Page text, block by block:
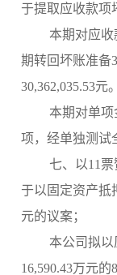
于提取应收款项
本期对应收
期转回坏账准备
30,362,035.53元。
本期对单
项，经单独测试
七、以11
于以固定资产抵
元的议案；
本公司拟以
16,590.43万元